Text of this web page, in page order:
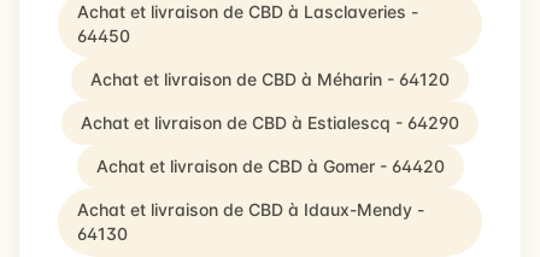
Achat et livraison de CBD à Lasclaveries -
64450
Achat et livraison de CBD à Méharin - 64120
Achat et livraison de CBD à Estialescq - 64290
Achat et livraison de CBD à Gomer - 64420
Achat et livraison de CBD à Idaux-Mendy -
64130